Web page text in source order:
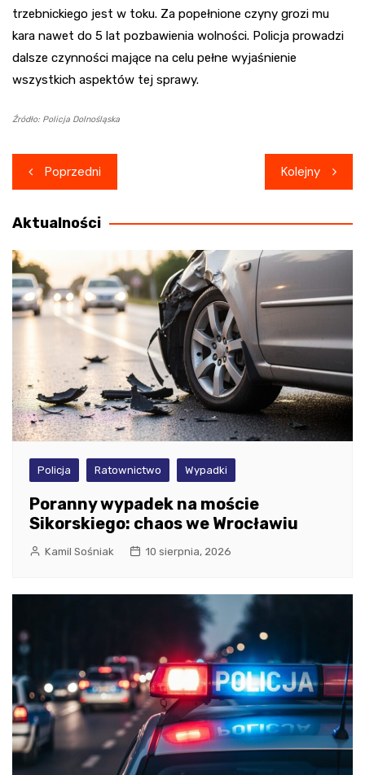
trzebnickiego jest w toku. Za popełnione czyny grozi mu
kara nawet do 5 lat pozbawienia wolności. Policja prowadzi
dalsze czynności mające na celu pełne wyjaśnienie
wszystkich aspektów tej sprawy.
Źródło: Policja Dolnośląska
Nawigacja
wpisu
Poprzedni Kolejny
Aktualności
Policja Ratownictwo Wypadki
Poranny wypadek na moście
Sikorskiego: chaos we Wrocławiu
Kamil Sośniak 10 sierpnia, 2026